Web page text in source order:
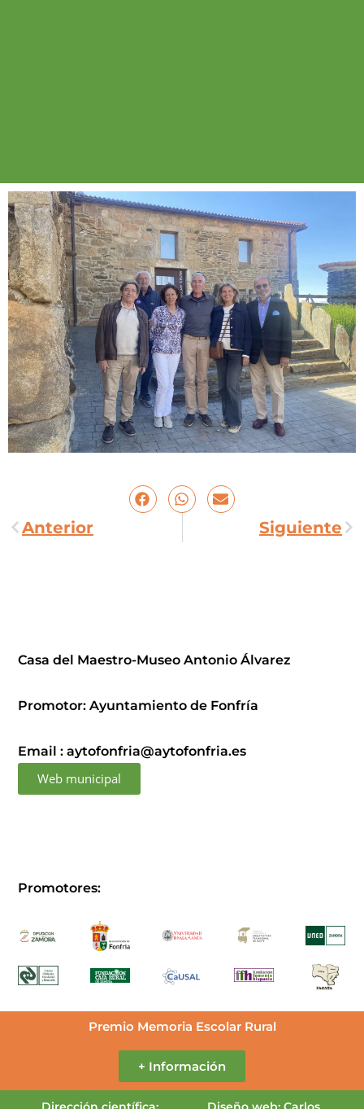
Anterior Siguiente
Casa del Maestro-Museo Antonio Álvarez
Promotor: Ayuntamiento de Fonfría
Email : aytofonfria@aytofonfria.es
Web municipal
Promotores:
Premio Memoria Escolar Rural
+ Información